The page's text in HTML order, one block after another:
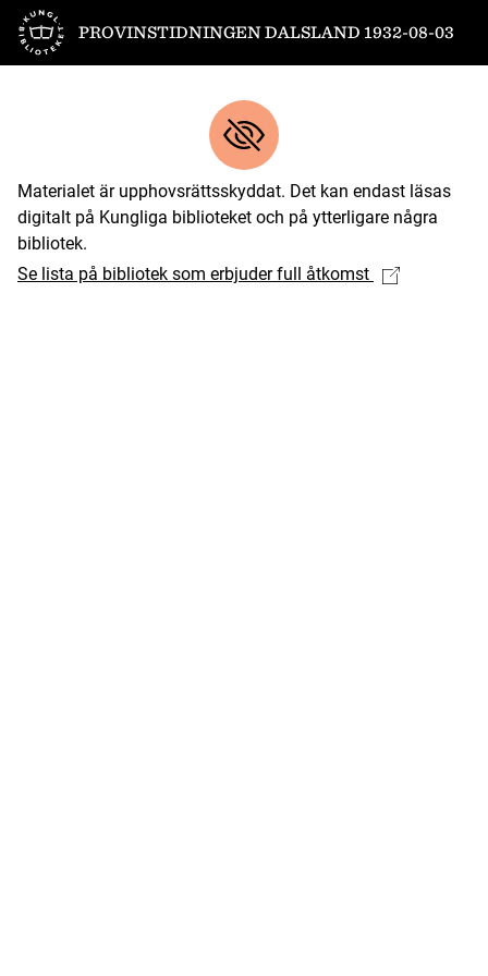
Till startsidan
PROVINSTIDNINGEN DALSLAND 1932-08-03
Materialet är upphovsrättsskyddat. Det kan endast läsas
digitalt på Kungliga biblioteket och på ytterligare några
bibliotek.
Se lista på bibliotek som erbjuder full åtkomst